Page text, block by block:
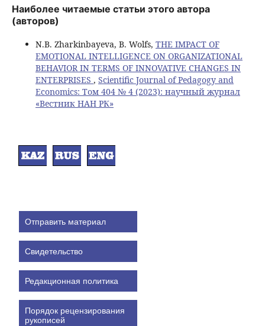
Наиболее читаемые статьи этого автора
(авторов)
N.B. Zharkinbayeva, B. Wolfs, THE IMPACT OF
EMOTIONAL INTELLIGENCE ON ORGANIZATIONAL
BEHAVIOR IN TERMS OF INNOVATIVE CHANGES IN
ENTERPRISES , Scientific Journal of Pedagogy and
Economics: Том 404 № 4 (2023): научный журнал
«Вестник НАН РК»
Отправить материал
Свидетельство
Редакционная политика
Порядок рецензирования
рукописей